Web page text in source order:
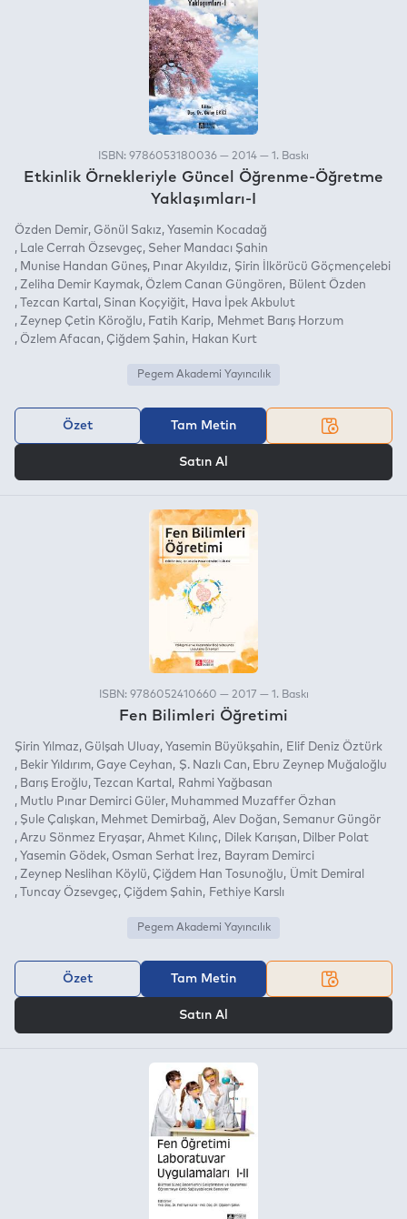
ISBN: 9786053180036 — 2014 — 1. Baskı
Etkinlik Örnekleriyle Güncel Öğrenme-Öğretme
Yaklaşımları-I
Özden Demir Gönül Sakız
Yasemin Kocadağ
Lale Cerrah Özsevgeç
Seher Mandacı Şahin
Munise Handan Güneş
Pınar Akyıldız
Şirin İlkörücü Göçmençelebi
Zeliha Demir Kaymak Özlem Canan Güngören
Bülent Özden
Tezcan Kartal
Sinan Koçyiğit
Hava İpek Akbulut
Zeynep Çetin Köroğlu
Fatih Karip
Mehmet Barış Horzum
Özlem Afacan
Çiğdem Şahin Hakan Kurt
Pegem Akademi Yayıncılık
Özet Tam Metin
Satın Al
ISBN: 9786052410660 — 2017 — 1. Baskı
Fen Bilimleri Öğretimi
Şirin Yılmaz Gülşah Uluay Yasemin Büyükşahin
Elif Deniz Öztürk
Bekir Yıldırım Gaye Ceyhan Ş. Nazlı Can
Ebru Zeynep Muğaloğlu
Barış Eroğlu
Tezcan Kartal
Rahmi Yağbasan
Mutlu Pınar Demirci Güler
Muhammed Muzaffer Özhan
Şule Çalışkan
Mehmet Demirbağ Alev Doğan
Semanur Güngör
Arzu Sönmez Eryaşar Ahmet Kılınç Dilek Karışan
Dilber Polat
Yasemin Gödek Osman Serhat İrez
Bayram Demirci
Zeynep Neslihan Köylü
Çiğdem Han Tosunoğlu
Ümit Demiral
Tuncay Özsevgeç
Çiğdem Şahin Fethiye Karslı
Pegem Akademi Yayıncılık
Özet Tam Metin
Satın Al